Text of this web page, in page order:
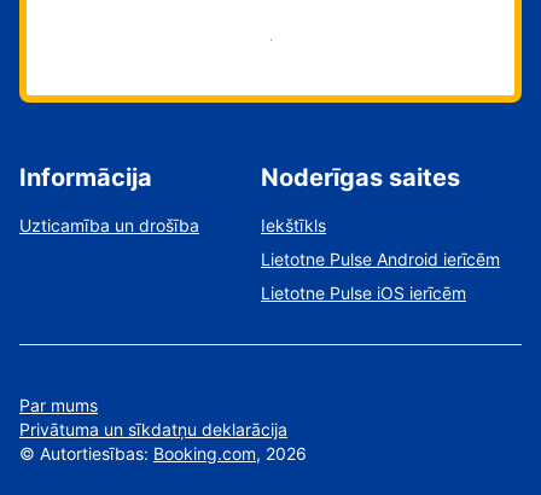
Sāciet tūlīt!
Informācija
Uzticamība un drošība
Noderīgas saites
Iekštīkls
Lietotne Pulse Android ierīcēm
Lietotne Pulse iOS ierīcēm
Par mums
Privātuma un sīkdatņu deklarācija
© Autortiesības: Booking.com, 2026